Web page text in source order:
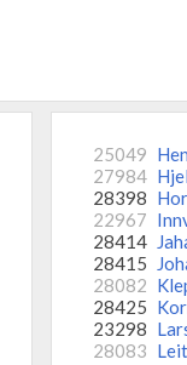
25049
27984
28398
22967
28414
28415
28082
28425
23298
28083